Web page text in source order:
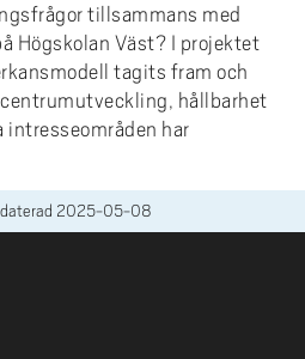
tillsammans med
Högskolan Väst? I projektet
tagits fram och
hållbarhet
intresseområden har
2025-05-08